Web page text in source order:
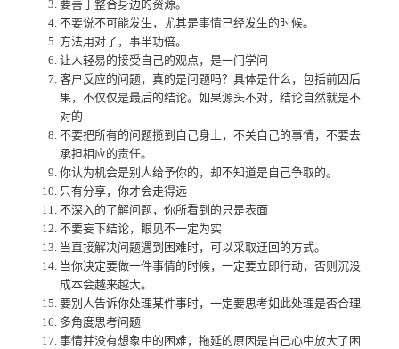
要善于整合身边的资源。
不要说不可能发生，尤其是事情已经发生的时候。
方法用对了，事半功倍。
让人轻易的接受自己的观点，是一门学问
客户反应的问题，真的是问题吗？具体是什么，包括前因后
果，不仅仅是最后的结论。如果源头不对，结论自然就是不
对的
不要把所有的问题揽到自己身上，不关自己的事情，不要去
承担相应的责任。
你认为机会是别人给予你的，却不知道是自己争取的。
只有分享，你才会走得远
不深入的了解问题，你所看到的只是表面
不要妄下结论，眼见不一定为实
当直接解决问题遇到困难时，可以采取迂回的方式。
当你决定要做一件事情的时候，一定要立即行动，否则沉没
成本会越来越大。
要别人告诉你处理某件事时，一定要思考如此处理是否合理
多角度思考问题
事情并没有想象中的困难，拖延的原因是自己心中放大了困